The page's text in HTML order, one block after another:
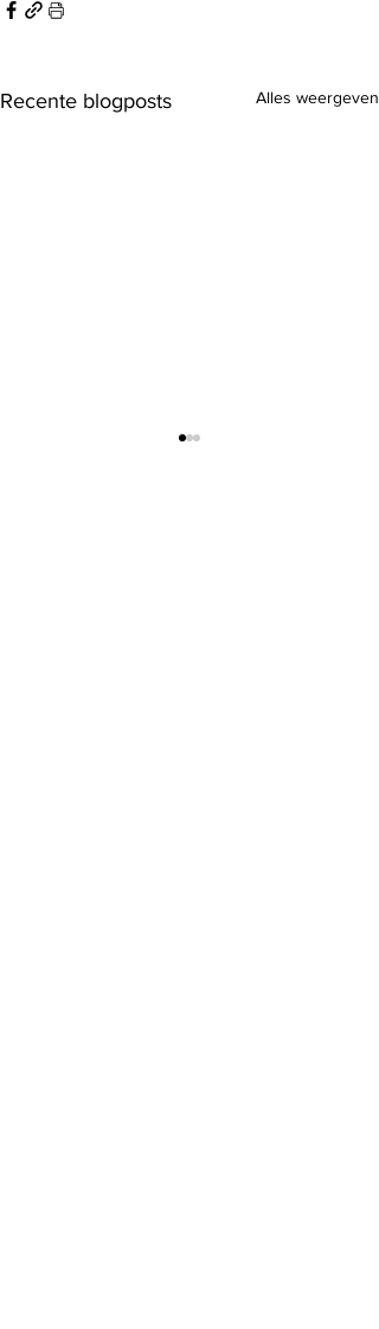
Recente blogposts Alles weergeven